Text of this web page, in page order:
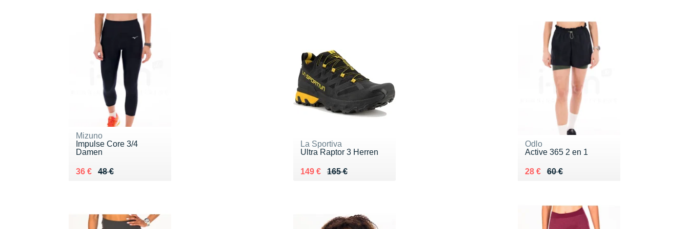
Mizuno
Impulse Core 3/4
Damen
48 €
Au lieu de 48 €
36 €
Vendu 36 €
La Sportiva
Ultra Raptor 3 Herren
165 €
Au lieu de 165 €
149 €
Vendu 149 €
Odlo
Active 365 2 en 1
60 €
Au lieu de 60 €
28 €
Vendu 28 €